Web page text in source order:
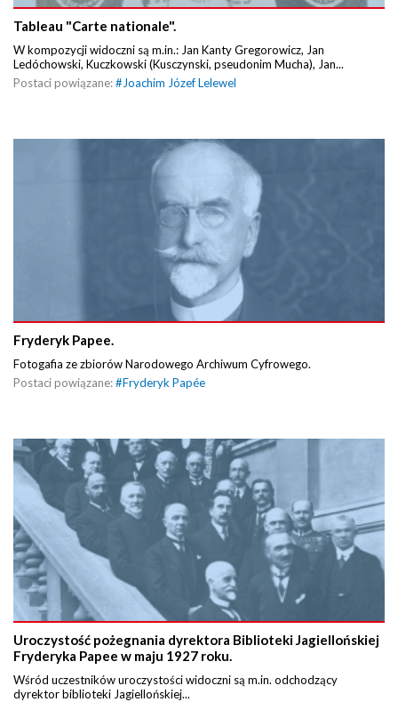
Tableau "Carte nationale".
W kompozycji widoczni są m.in.: Jan Kanty Gregorowicz, Jan
Ledóchowski, Kuczkowski (Kusczynski, pseudonim Mucha), Jan...
Postaci powiązane:# Joachim Józef Lelewel
Fryderyk Papee.
Fotogafia ze zbiorów Narodowego Archiwum Cyfrowego.
Postaci powiązane:#Fryderyk Papée
Uroczystość pożegnania dyrektora Biblioteki Jagiellońskiej
Fryderyka Papee w maju 1927 roku.
Wśród uczestników uroczystości widoczni są m.in. odchodzący
dyrektor biblioteki Jagiellońskiej...